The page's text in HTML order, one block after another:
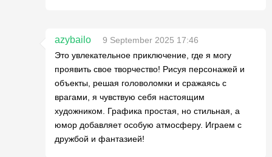
azybailo
9 September 2025 17:46
Это увлекательное приключение, где я могу
проявить свое творчество! Рисуя персонажей и
объекты, решая головоломки и сражаясь с
врагами, я чувствую себя настоящим
художником. Графика простая, но стильная, а
юмор добавляет особую атмосферу. Играем с
дружбой и фантазией!